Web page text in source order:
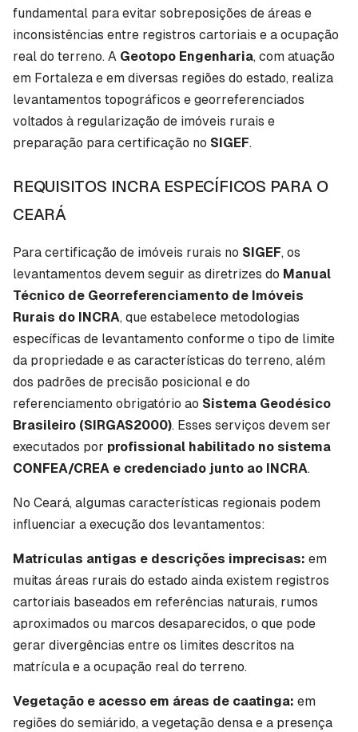
fundamental para evitar sobreposições de áreas e
inconsistências entre registros cartoriais e a ocupação
real do terreno. A Geotopo Engenharia, com atuação
em Fortaleza e em diversas regiões do estado, realiza
levantamentos topográficos e georreferenciados
voltados à regularização de imóveis rurais e
preparação para certificação no SIGEF.
REQUISITOS INCRA ESPECÍFICOS PARA O
CEARÁ
Para certificação de imóveis rurais no SIGEF, os
levantamentos devem seguir as diretrizes do Manual
Técnico de Georreferenciamento de Imóveis
Rurais do INCRA, que estabelece metodologias
específicas de levantamento conforme o tipo de limite
da propriedade e as características do terreno, além
dos padrões de precisão posicional e do
referenciamento obrigatório ao Sistema Geodésico
Brasileiro (SIRGAS2000). Esses serviços devem ser
executados por profissional habilitado no sistema
CONFEA/CREA e credenciado junto ao INCRA.
No Ceará, algumas características regionais podem
influenciar a execução dos levantamentos:
Matrículas antigas e descrições imprecisas: em
muitas áreas rurais do estado ainda existem registros
cartoriais baseados em referências naturais, rumos
aproximados ou marcos desaparecidos, o que pode
gerar divergências entre os limites descritos na
matrícula e a ocupação real do terreno.
Vegetação e acesso em áreas de caatinga: em
regiões do semiárido, a vegetação densa e a presença